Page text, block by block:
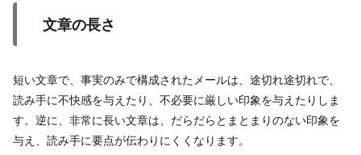
文章の長さ
短い文章で、事実のみで構成されたメールは、途切れ途切れで、
読み手に不快感を与えたり、不必要に厳しい印象を与えたりしま
す。逆に、非常に長い文章は、だらだらとまとまりのない印象を
与え、読み手に要点が伝わりにくくなります。